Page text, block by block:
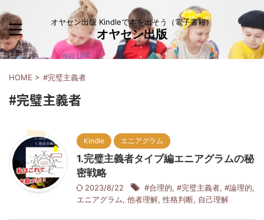
オヤセン出版 Kindleで本を出そう（電子書籍）
オヤセン出版
HOME > #完璧主義者
#完璧主義者
Kindle エニアグラム
1.完璧主義者タイプ編エニアグラムの秘
密戦略
2023/8/22 #合理的, #完璧主義者, #論理的,
エニアグラム, 他者理解,性格判断, 自己理解